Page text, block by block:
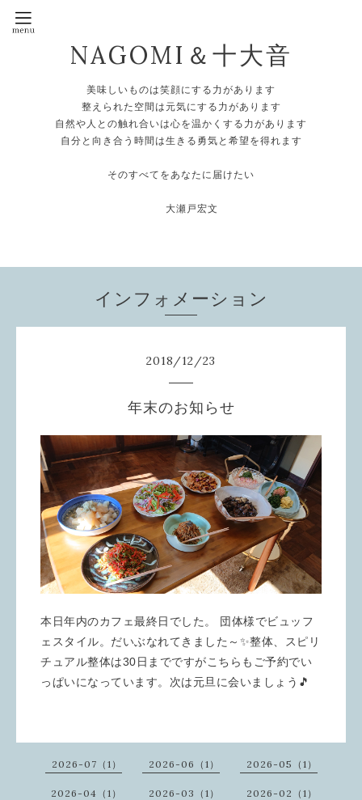
NAGOMI＆十大音
美味しいものは笑顔にする力があります
整えられた空間は元気にする力があります
自然や人との触れ合いは心を温かくする力があります
自分と向き合う時間は生きる勇気と希望を得れます
そのすべてをあなたに届けたい
大瀬戸宏文
インフォメーション
2018/12/23
年末のお知らせ
本日年内のカフェ最終日でした。 団体様でビュッフ
ェスタイル。だいぶなれてきました～✨整体、スピリ
チュアル整体は30日までですがこちらもご予約でい
っぱいになっています。次は元旦に会いましょう🎵
2026-07（1） 2026-06（1） 2026-05（1）
2026-04（1） 2026-03（1） 2026-02（1）